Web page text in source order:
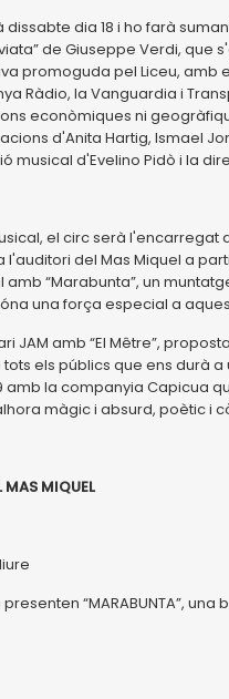
dia 18 i ho farà
de Giuseppe Verdi, que
promoguda pel Liceu, amb
Ràdio, la Vanguardia i
econòmiques ni
d'Anita Hartig, Ismael
musical d'Evelino Pidò i la
el circ serà l'encarregat
del Mas Miquel a
amb “Marabunta”, un
una força especial a
JAM amb “El Mêtre”,
els públics que ens durà
la companyia Capicua
màgic i absurd, poètic i
MAS MIQUEL
“MARABUNTA”,